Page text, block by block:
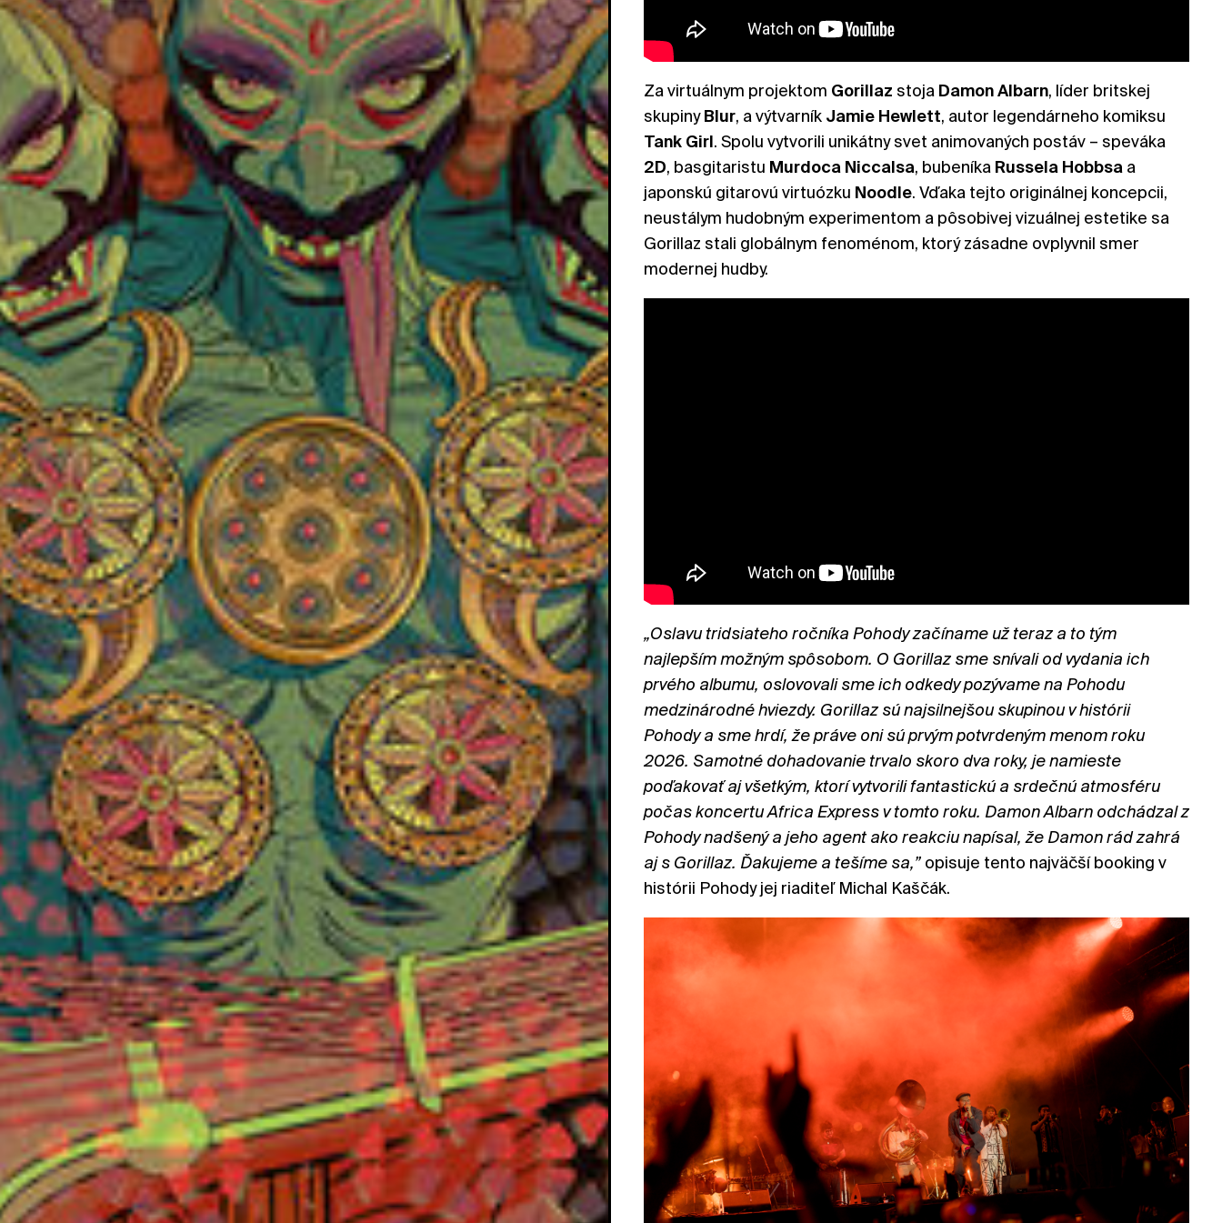
Za virtuálnym projektom Gorillaz stoja DamonAlbarn, líder britskej
skupinyBlur, a výtvarník Jamie Hewlett, autor legendárneho komiksu
Tank Girl. Spolu vytvorili unikátny svet animovaných postáv – speváka
2D, basgitaristu Murdoca Niccalsa, bubeníka Russela Hobbsa a
japonskú gitarovú virtuózku Noodle. Vďaka tejto originálnej koncepcii,
neustálym hudobným experimentom a pôsobivej vizuálnej estetike sa
Gorillaz stali globálnym fenoménom, ktorý zásadne ovplyvnil smer
modernej hudby.
„Oslavu tridsiateho ročníka Pohody začíname už teraz a to tým
najlepším možným spôsobom. O Gorillaz sme snívali od vydania ich
prvého albumu, oslovovali sme ich odkedy pozývame na Pohodu
medzinárodné hviezdy. Gorillaz sú najsilnejšou skupinou v histórii
Pohody a sme hrdí, že práve oni sú prvým potvrdeným menom roku
2026. Samotné dohadovanie trvalo skoro dva roky, je namieste
poďakovať aj všetkým, ktorí vytvorili fantastickú a srdečnú atmosféru
počas koncertu Africa Express v tomto roku. Damon Albarn odchádzal z
Pohody nadšený a jeho agent ako reakciu napísal, že Damon rád zahrá
aj s Gorillaz. Ďakujeme a tešíme sa,” opisuje tento najväčší booking v
histórii Pohody jej riaditeľ Michal Kaščák.